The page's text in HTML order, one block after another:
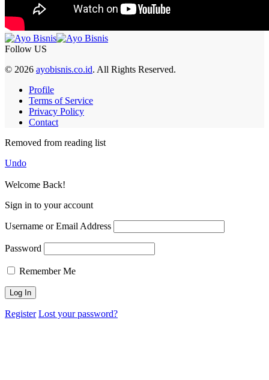
Follow US
© 2026 ayobisnis.co.id. All Rights Reserved.
Profile
Terms of Service
Privacy Policy
Contact
Removed from reading list
Undo
Welcome Back!
Sign in to your account
Username or Email Address
Password
Remember Me
Register Lost your password?